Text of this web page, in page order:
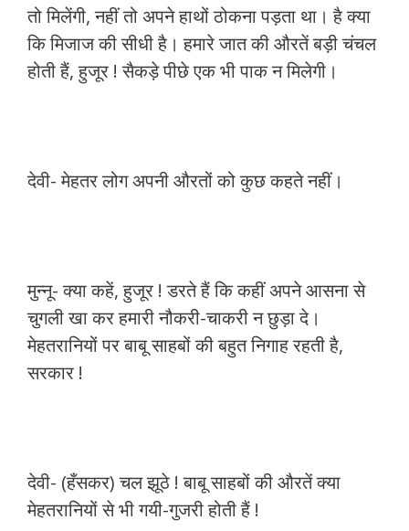
तो मिलेंगी, नहीं तो अपने हाथों ठोकना पड़ता था। है क्या
कि मिजाज की सीधी है। हमारे जात की औरतें बड़ी चंचल
होती हैं, हुजूर ! सैकड़े पीछे एक भी पाक न मिलेगी।
देवी- मेहतर लोग अपनी औरतों को कुछ कहते नहीं।
मुन्नू- क्या कहें, हुजूर ! डरते हैं कि कहीं अपने आसना से
चुगली खा कर हमारी नौकरी-चाकरी न छुड़ा दे।
मेहतरानियों पर बाबू साहबों की बहुत निगाह रहती है,
सरकार !
देवी- (हँसकर) चल झूठे ! बाबू साहबों की औरतें क्या
मेहतरानियों से भी गयी-गुजरी होती हैं !